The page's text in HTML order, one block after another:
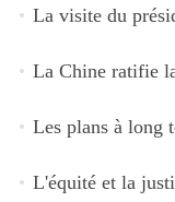
La visite du
La Chine ratifie
Les plans à long
L'équité et la